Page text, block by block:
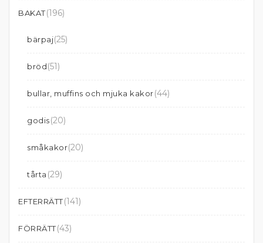
BAKAT(196)
bärpaj(25)
bröd(51)
bullar, muffins och mjuka kakor(44)
godis(20)
småkakor(20)
tårta (29)
EFTERRÄTT(141)
FÖRRÄTT(43)